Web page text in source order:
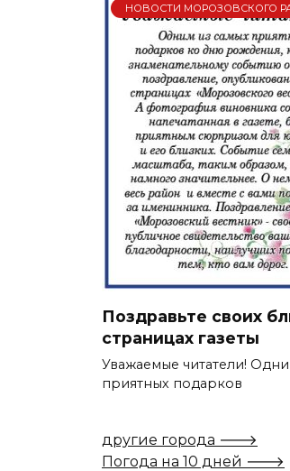
НОВОСТИ МОРОЗОВСКОГО
Поздравьте своих
страницах газеты
Уважаемые читатели!
приятных подарков
другие города 🡒
Погода на 10 дней 🡒